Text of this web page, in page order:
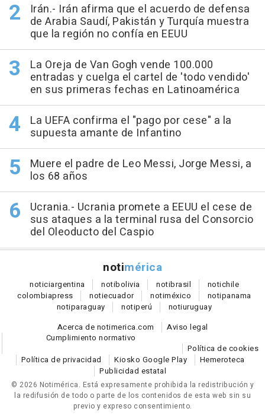
Irán.- Irán afirma que el acuerdo de defensa
de Arabia Saudí, Pakistán y Turquía muestra
que la región no confía en EEUU
La Oreja de Van Gogh vende 100.000
entradas y cuelga el cartel de 'todo vendido'
en sus primeras fechas en Latinoamérica
La UEFA confirma el "pago por cese" a la
supuesta amante de Infantino
Muere el padre de Leo Messi, Jorge Messi, a
los 68 años
Ucrania.- Ucrania promete a EEUU el cese de
sus ataques a la terminal rusa del Consorcio
del Oleoducto del Caspio
notimérica
noticiargentina notibolivia notibrasil notichile
colombiapress notiecuador notiméxico notipanama
notiparaguay notiperú notiuruguay
Acerca de notimerica.com
Aviso legal
Cumplimiento normativo
Política de cookies
Política de privacidad
Kiosko Google Play
Hemeroteca
Publicidad estatal
© 2026 Notimérica. Está expresamente prohibida la redistribución y
la redifusión de todo o parte de los contenidos de esta web sin su
previo y expreso consentimiento.